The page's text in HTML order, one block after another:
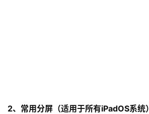
2、常用分屏（适用于所有iPadOS系统）